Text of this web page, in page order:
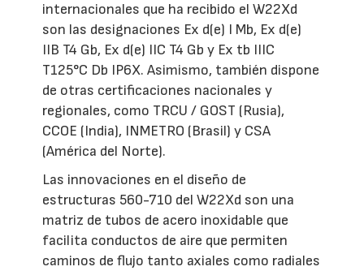
internacionales que ha recibido el W22Xd
son las designaciones Ex d(e) I Mb, Ex d(e)
IIB T4 Gb, Ex d(e) IIC T4 Gb y Ex tb IIIC
T125°C Db IP6X. Asimismo, también dispone
de otras certificaciones nacionales y
regionales, como TRCU / GOST (Rusia),
CCOE (India), INMETRO (Brasil) y CSA
(América del Norte).
Las innovaciones en el diseño de
estructuras 560-710 del W22Xd son una
matriz de tubos de acero inoxidable que
facilita conductos de aire que permiten
caminos de flujo tanto axiales como radiales